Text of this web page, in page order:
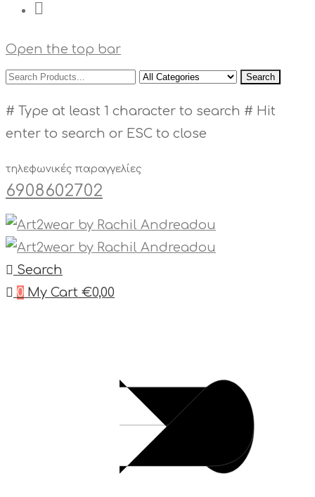
Open the top bar
Search
# Type at least 1 character to search # Hit
enter to search or ESC to close
τηλεφωνικές παραγγελίες
6908602702
Search
0 My Cart €0,00